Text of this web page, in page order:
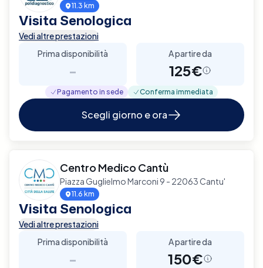
11.3 km
Visita Senologica
Vedi altre prestazioni
Prima disponibilità
-
A partire da
125€
Pagamento in sede Conferma immediata
Scegli giorno e ora
Centro Medico Cantù
Piazza Guglielmo Marconi 9 - 22063 Cantu'
11.6 km
Visita Senologica
Vedi altre prestazioni
Prima disponibilità
-
A partire da
150€